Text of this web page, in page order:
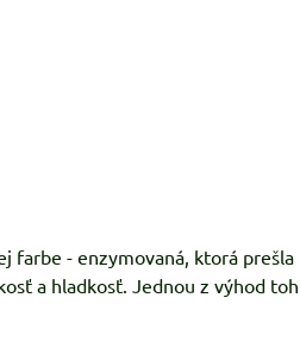
farbe - enzymovaná, ktorá
a hladkosť. Jednou z výhod